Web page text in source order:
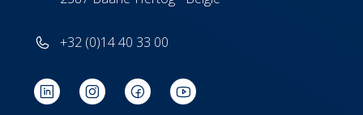
+32 (0)14 40 33 00